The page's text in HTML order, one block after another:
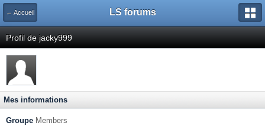
← Accueil LS forums
Profil de jacky999
Mes informations
Groupe Members